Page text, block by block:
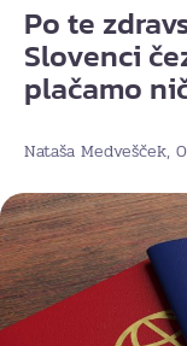
Po te
Slovenci
plačamo
Nataša Medvešček,